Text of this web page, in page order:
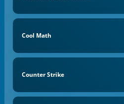
Cool Math
Counter Strike